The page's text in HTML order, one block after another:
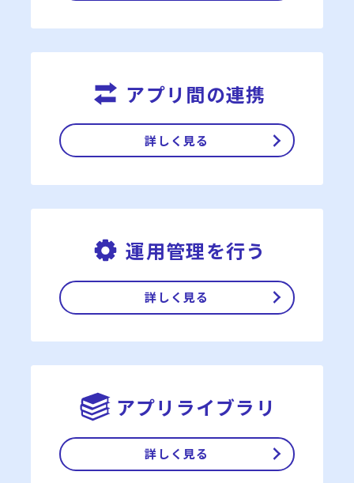
アプリ間の連携
詳しく見る
運用管理を行う
詳しく見る
アプリライブラリ
詳しく見る